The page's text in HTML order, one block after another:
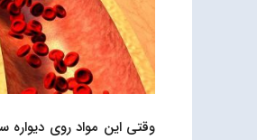
وقتی این مواد روی